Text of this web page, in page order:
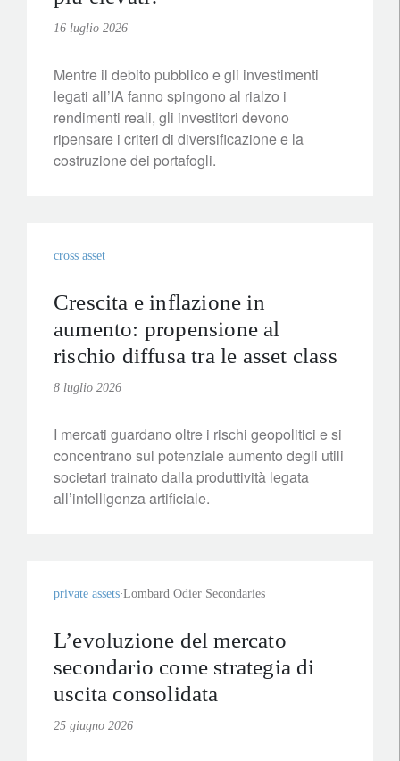
16 luglio 2026
Mentre il debito pubblico e gli investimenti
legati all’IA fanno spingono al rialzo i
rendimenti reali, gli investitori devono
ripensare i criteri di diversificazione e la
costruzione dei portafogli.
cross asset
Crescita e inflazione in
aumento: propensione al
rischio diffusa tra le asset class
8 luglio 2026
I mercati guardano oltre i rischi geopolitici e si
concentrano sul potenziale aumento degli utili
societari trainato dalla produttività legata
all’intelligenza artificiale.
private assets Lombard Odier Secondaries
L’evoluzione del mercato
secondario come strategia di
uscita consolidata
25 giugno 2026